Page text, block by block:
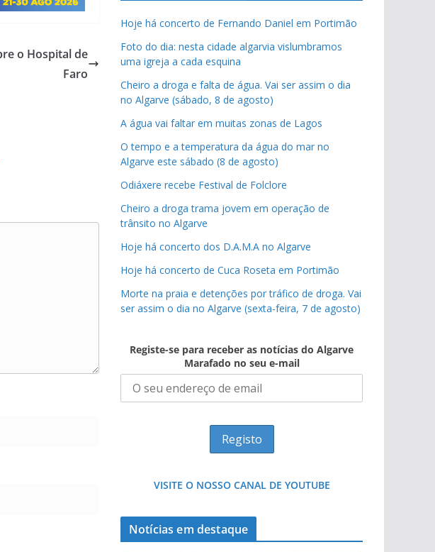
o Hospital de
Faro
Hoje há concerto de Fernando Daniel em Portimão
Foto do dia: nesta cidade algarvia vislumbramos
uma igreja a cada esquina
Cheiro a droga e falta de água. Vai ser assim o dia
no Algarve (sábado, 8 de agosto)
A água vai faltar em muitas zonas de Lagos
O tempo e a temperatura da água do mar no
Algarve este sábado (8 de agosto)
Odiáxere recebe Festival de Folclore
Cheiro a droga trama jovem em operação de
trânsito no Algarve
Hoje há concerto dos D.A.M.A no Algarve
Hoje há concerto de Cuca Roseta em Portimão
Morte na praia e detenções por tráfico de droga. Vai
ser assim o dia no Algarve (sexta-feira, 7 de agosto)
Registe-se para receber as notícias do Algarve
Marafado no seu e-mail
VISITE O NOSSO CANAL DE YOUTUBE
Notícias em destaque